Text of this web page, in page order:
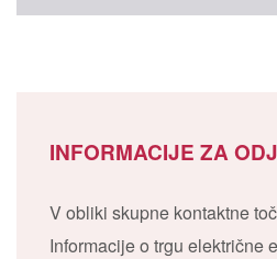
INFORMACIJE ZA
V obliki skupne kontaktne
Informacije o trgu električne